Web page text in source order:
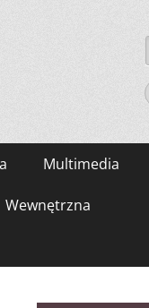
Multimedia
Wewnętrzna